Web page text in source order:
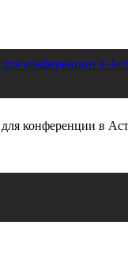
конференции в
конференции в